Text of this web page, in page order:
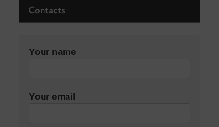
Contacts
Your name
Your email